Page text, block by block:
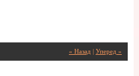
« Назад Уперед »